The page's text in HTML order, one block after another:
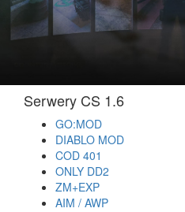
Serwery CS 1.6
GO:MOD
DIABLO MOD
COD 401
ONLY DD2
ZM+EXP
AIM / AWP